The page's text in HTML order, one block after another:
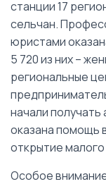
станции 17
сельчан.
юристами
5 720 из них –
региональные
начали
оказана помощь
открытие
Особое